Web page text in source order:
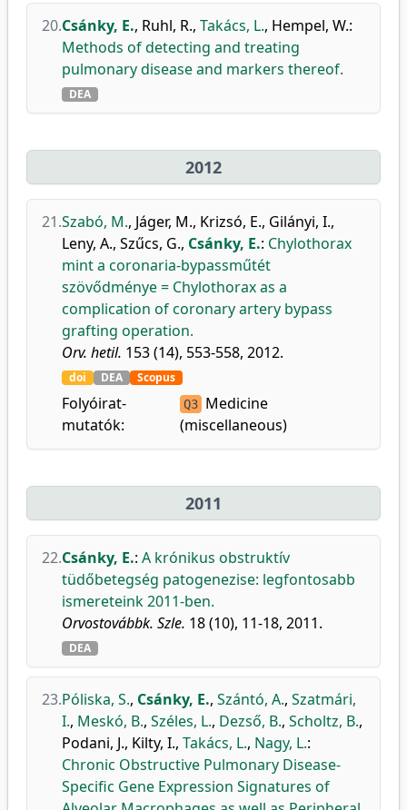
20.Csánky, E., Ruhl, R., Takács, L., Hempel, W.:
Methods of detecting and treating
pulmonary disease and markers thereof.
DEA
2012
21.Szabó, M., Jáger, M., Krizsó, E., Gilányi, I.,
Leny, A., Szűcs, G., Csánky, E.: Chylothorax
mint a coronaria-bypassműtét
szövődménye = Chylothorax as a
complication of coronary artery bypass
grafting operation.
Orv. hetil. 153 (14), 553-558, 2012.
doi DEA Scopus
Folyóirat-
mutatók:
Q3 Medicine
(miscellaneous)
2011
22.Csánky, E.: A krónikus obstruktív
tüdőbetegség patogenezise: legfontosabb
ismereteink 2011-ben.
Orvostovábbk. Szle. 18 (10), 11-18, 2011.
DEA
23.Póliska, S., Csánky, E., Szántó, A., Szatmári,
I., Meskó, B., Széles, L., Dezső, B., Scholtz, B.,
Podani, J., Kilty, I., Takács, L., Nagy, L.:
Chronic Obstructive Pulmonary Disease-
Specific Gene Expression Signatures of